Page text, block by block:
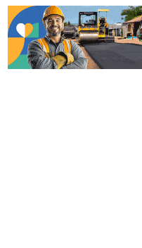
Pular para o conteúdo